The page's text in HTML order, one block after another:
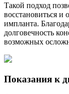
Такой подход
восстановиться
импланта.
долговечность
возможных
Показания к